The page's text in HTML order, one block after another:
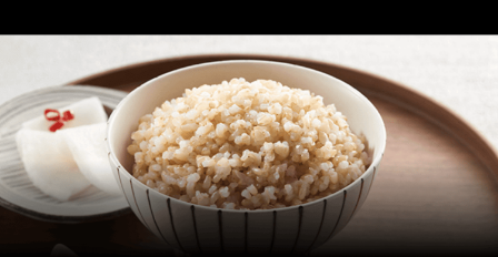
「おいしいごはん」に必要な甘み、弾力、香り、ねば